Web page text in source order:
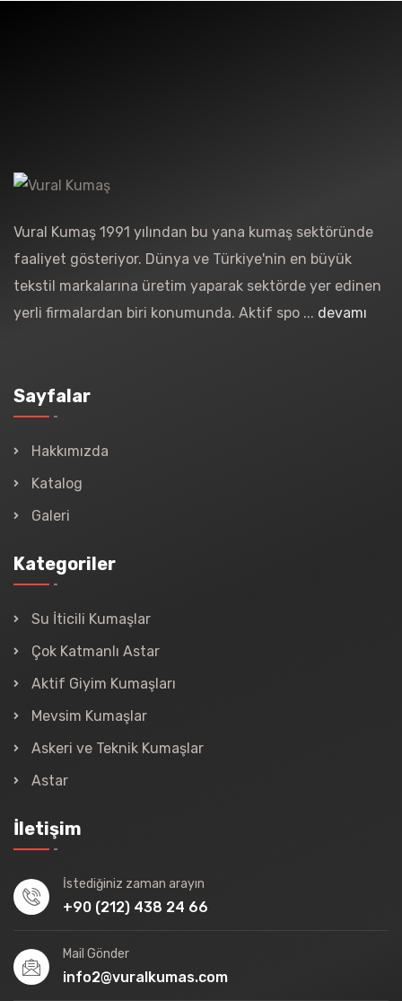
Vural Kumaş 1991 yılından bu yana kumaş sektöründe
faaliyet gösteriyor. Dünya ve Türkiye'nin en büyük
tekstil markalarına üretim yaparak sektörde yer edinen
yerli firmalardan biri konumunda. Aktif spo ... devamı
Sayfalar
Hakkımızda
Katalog
Galeri
Kategoriler
Su İticili Kumaşlar
Çok Katmanlı Astar
Aktif Giyim Kumaşları
Mevsim Kumaşlar
Askeri ve Teknik Kumaşlar
Astar
İletişim
İstediğiniz zaman arayın
+90 (212) 438 24 66
Mail Gönder
info2@vuralkumas.com